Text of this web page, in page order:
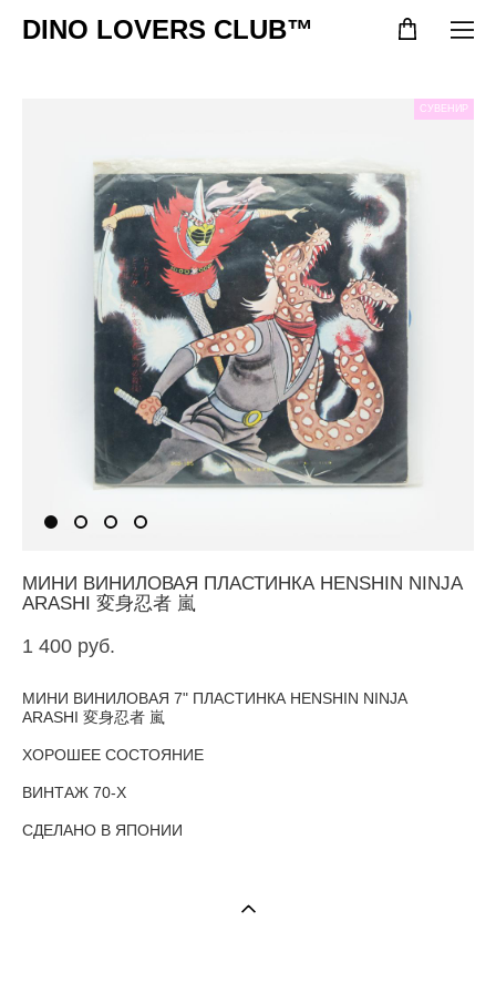
DINO LOVERS CLUB™
СУВЕНИР
МИНИ ВИНИЛОВАЯ ПЛАСТИНКА HENSHIN NINJA
ARASHI 変身忍者 嵐
1 400 pуб.
МИНИ ВИНИЛОВАЯ 7" ПЛАСТИНКА HENSHIN NINJA
ARASHI 変身忍者 嵐
ХОРОШЕЕ СОСТОЯНИЕ
ВИНТАЖ 70-Х
СДЕЛАНО В ЯПОНИИ